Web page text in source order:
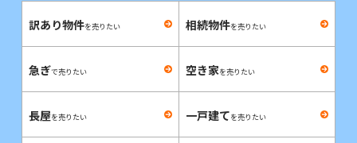
訳あり物件を売りたい 相続物件を売りたい
急ぎで売りたい 空き家を売りたい
長屋を売りたい 一戸建てを売りたい